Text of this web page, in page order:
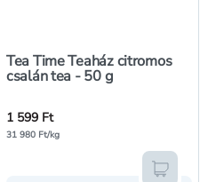
Tea Time Teaház citromos
csalán tea - 50 g
1 599 Ft
31 980 Ft/kg